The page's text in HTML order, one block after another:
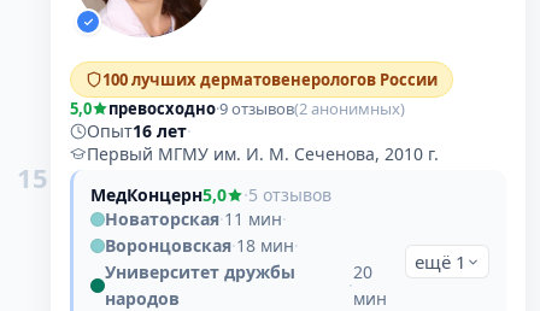
15
100 лучших дерматовенерологов России
5,0
превосходно·9 отзывов(2 анонимных)
Опыт16 лет·
Первый МГМУ им. И. М. Сеченова, 2010 г.
МедКонцерн5,0 ·5 отзывов
Новаторская·11 мин·
Воронцовская·18 мин·
Университет дружбы
народов
·
20
мин
ещё 1